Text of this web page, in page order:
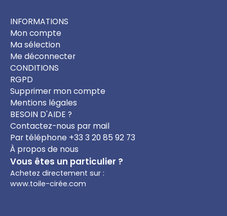
INFORMATIONS
Mon compte
Ma sélection
Me déconnecter
CONDITIONS
RGPD
Supprimer mon compte
Mentions légales
BESOIN D'AIDE ?
Contactez-nous par mail
Par téléphone +33 3 20 85 92 73
À propos de nous
Vous êtes un particulier ?
Achetez directement sur :
www.toile-cirée.com